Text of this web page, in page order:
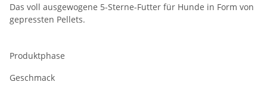
Das voll ausgewogene 5-Sterne-Futter für Hunde in Form von
gepressten Pellets.
Produktphase
Geschmack